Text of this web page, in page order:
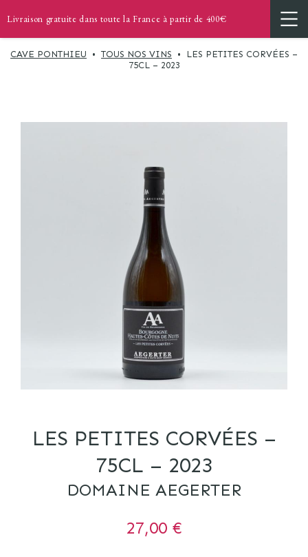
Livraison gratuite dans toute la France à partir de 400€
CAVE PONTHIEU • TOUS NOS VINS • LES PETITES CORVÉES –
75CL – 2023
LES PETITES CORVÉES –
75CL – 2023
DOMAINE AEGERTER
27,00 €